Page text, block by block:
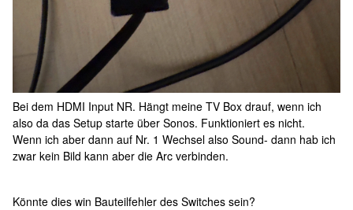
Bei dem HDMI Input NR. Hängt meine TV Box drauf, wenn ich
also da das Setup starte über Sonos. Funktioniert es nicht.
Wenn ich aber dann auf Nr. 1 Wechsel also Sound- dann hab ich
zwar kein Bild kann aber die Arc verbinden.
Könnte dies win Bauteilfehler des Switches sein?